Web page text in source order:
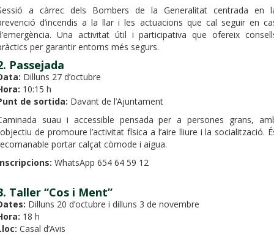
a càrrec dels Bombers de la Generalitat centrada en
d’incendis a la llar i les actuacions que cal seguir en
Una activitat útil i participativa que ofereix
per garantir entorns més segurs.
Passejada
Dilluns 27 d’octubre
10:15 h
de sortida: Davant de l’Ajuntament
suau i accessible pensada per a persones grans,
de promoure l’activitat física a l’aire lliure i la socialització.
portar calçat còmode i aigua.
WhatsApp 654 64 59 12
Taller “Cos i Ment”
Dilluns 20 d’octubre i dilluns 3 de novembre
18 h
Casal d’Avis